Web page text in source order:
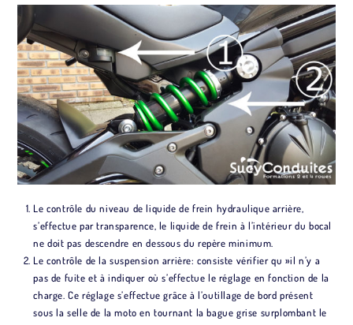
Le contrôle du niveau de liquide de frein hydraulique arrière,
s’effectue par transparence, le liquide de frein à l’intérieur du bocal
ne doit pas descendre en dessous du repère minimum.
Le contrôle de la suspension arrière: consiste vérifier qu »il n’y a
pas de fuite et à indiquer où s’effectue le réglage en fonction de la
charge. Ce réglage s’effectue grâce à l’outillage de bord présent
sous la selle de la moto en tournant la bague grise surplombant le